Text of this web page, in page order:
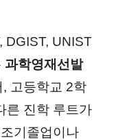
DGIST, UNIST
과학영재선발
고등학교 2학
른 진학 루트가
기졸업이나